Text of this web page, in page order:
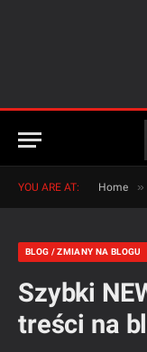
YOU ARE AT: Home »
BLOG / ZMIANY NA BLOGU
Szybki
treści na